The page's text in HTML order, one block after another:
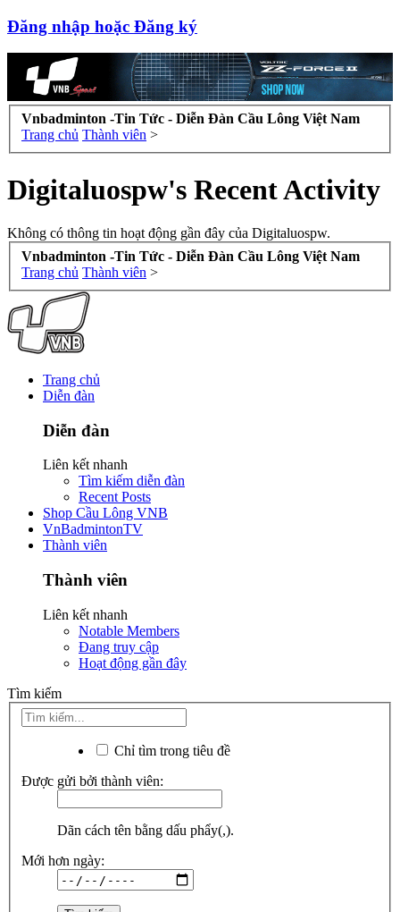
Đăng nhập hoặc Đăng ký
Vnbadminton -Tin Tức - Diễn Đàn Cầu Lông Việt Nam
Trang chủ Thành viên >
Digitaluospw's Recent Activity
Không có thông tin hoạt động gần đây của Digitaluospw.
Vnbadminton -Tin Tức - Diễn Đàn Cầu Lông Việt Nam
Trang chủ Thành viên >
Trang chủ
Diễn đàn
Diễn đàn
Liên kết nhanh
Tìm kiếm diễn đàn
Recent Posts
Shop Cầu Lông VNB
VnBadmintonTV
Thành viên
Thành viên
Liên kết nhanh
Notable Members
Đang truy cập
Hoạt động gần đây
Tìm kiếm
Chỉ tìm trong tiêu đề
Được gửi bởi thành viên:
Dãn cách tên bằng dấu phẩy(,).
Mới hơn ngày: